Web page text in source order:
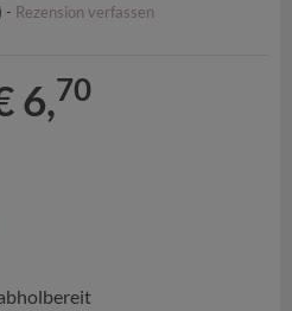
- Rezension verfassen
6,70